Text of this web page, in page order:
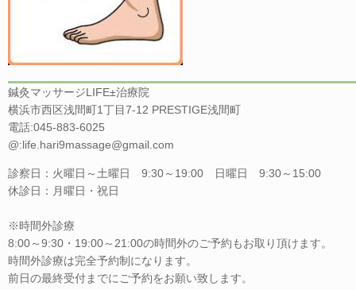
鍼灸マッサージLIFE±治療院
横浜市西区浅間町1丁目7-12 PRESTIGE浅間町
電話:045-883-6025
@:life.hari9massage@gmail.com
診察日：火曜日～土曜日 9:30～19:00 日曜日 9:30～15:00
休診日：月曜日・祝日
※時間外診療
8:00～9:30・19:00～21:00の時間外のご予約もお取り頂けます。
時間外診療は完全予約制になります。
前日の最終受付までにご予約をお願い致します。